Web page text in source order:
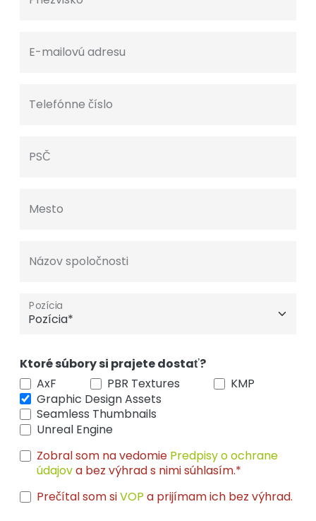
E-mailovú adresu
Telefónne číslo
PSČ
Mesto
Názov spoločnosti
Pozícia
Ktoré súbory si prajete dostať?
AxF
PBR Textures
KMP
Graphic Design Assets
Seamless Thumbnails
Unreal Engine
Zobral som na vedomie Predpisy o ochrane
údajova bez výhrad s nimi súhlasím.*
Prečítal som siVOP a prijímam ich bez výhrad.